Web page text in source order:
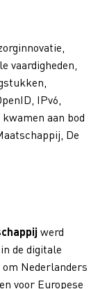
vaardigheden,
IPv6,
aan bod
De
werd
de digitale
Nederlanders
voor Europese